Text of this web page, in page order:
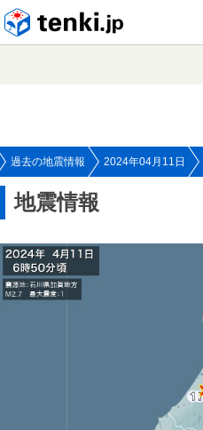
過去の地震情報 2024年04月11日
地震情報